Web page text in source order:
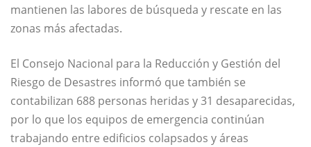
mantienen las labores de búsqueda y rescate en las
zonas más afectadas.
El Consejo Nacional para la Reducción y Gestión del
Riesgo de Desastres informó que también se
contabilizan 688 personas heridas y 31 desaparecidas,
por lo que los equipos de emergencia continúan
trabajando entre edificios colapsados y áreas